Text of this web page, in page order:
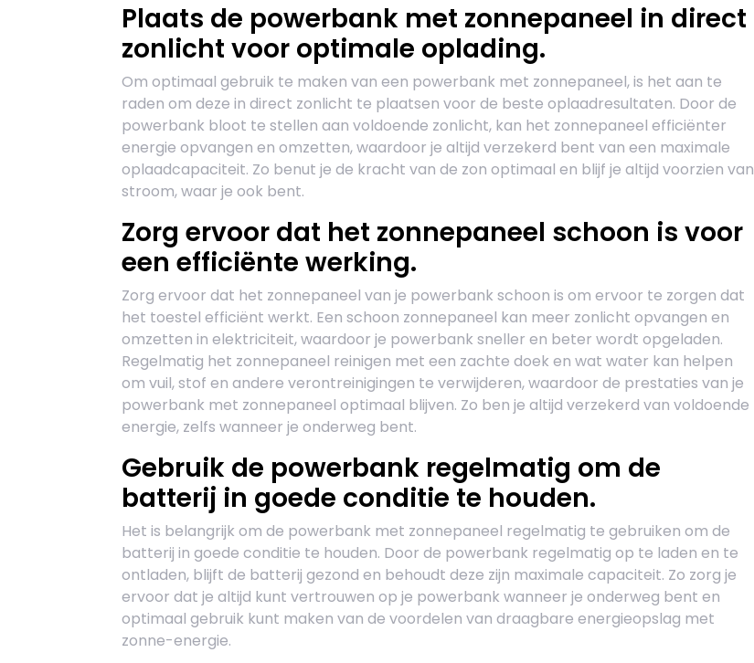
Plaats de powerbank met zonnepaneel in direct
zonlicht voor optimale oplading.
Om optimaal gebruik te maken van een powerbank met zonnepaneel, is het aan te
raden om deze in direct zonlicht te plaatsen voor de beste oplaadresultaten. Door de
powerbank bloot te stellen aan voldoende zonlicht, kan het zonnepaneel efficiënter
energie opvangen en omzetten, waardoor je altijd verzekerd bent van een maximale
oplaadcapaciteit. Zo benut je de kracht van de zon optimaal en blijf je altijd voorzien van
stroom, waar je ook bent.
Zorg ervoor dat het zonnepaneel schoon is voor
een efficiënte werking.
Zorg ervoor dat het zonnepaneel van je powerbank schoon is om ervoor te zorgen dat
het toestel efficiënt werkt. Een schoon zonnepaneel kan meer zonlicht opvangen en
omzetten in elektriciteit, waardoor je powerbank sneller en beter wordt opgeladen.
Regelmatig het zonnepaneel reinigen met een zachte doek en wat water kan helpen
om vuil, stof en andere verontreinigingen te verwijderen, waardoor de prestaties van je
powerbank met zonnepaneel optimaal blijven. Zo ben je altijd verzekerd van voldoende
energie, zelfs wanneer je onderweg bent.
Gebruik de powerbank regelmatig om de
batterij in goede conditie te houden.
Het is belangrijk om de powerbank met zonnepaneel regelmatig te gebruiken om de
batterij in goede conditie te houden. Door de powerbank regelmatig op te laden en te
ontladen, blijft de batterij gezond en behoudt deze zijn maximale capaciteit. Zo zorg je
ervoor dat je altijd kunt vertrouwen op je powerbank wanneer je onderweg bent en
optimaal gebruik kunt maken van de voordelen van draagbare energieopslag met
zonne-energie.